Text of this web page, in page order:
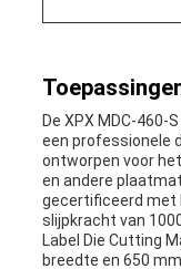
De XPX MDC-460-
een professionele
ontworpen voor
en andere
gecertificeerd met
slijpkracht van
Label Die Cutting
breedte en 650